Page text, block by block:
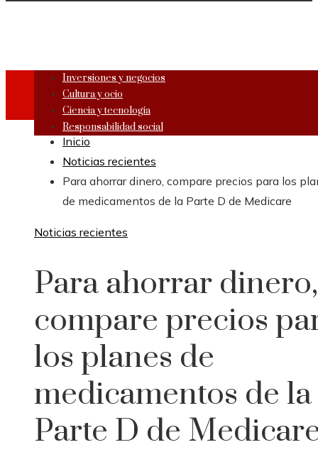
Inversiones y negocios
Cultura y ocio
Ciencia y tecnología
Responsabilidad social
Inicio
Noticias recientes
Para ahorrar dinero, compare precios para los
de medicamentos de la Parte D de Medicare
Noticias recientes
Para ahorrar dinero,
compare precios
los planes de
medicamentos de la
Parte D de